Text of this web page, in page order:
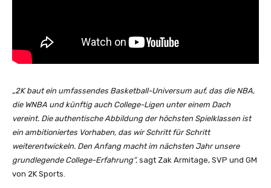
„2K baut ein umfassendes Basketball-Universum auf, das die NBA,
die WNBA und künftig auch College-Ligen unter einem Dach
vereint. Die authentische Abbildung der höchsten Spielklassen ist
ein ambitioniertes Vorhaben, das wir Schritt für Schritt
weiterentwickeln. Den Anfang macht im nächsten Jahr unsere
grundlegende College-Erfahrung“, sagt Zak Armitage, SVP und GM
von 2K Sports.